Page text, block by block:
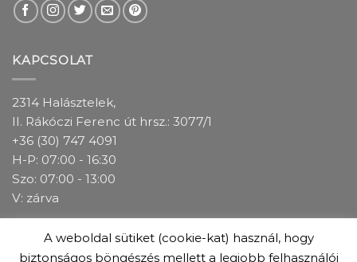
KAPCSOLAT
2314 Halásztelek,
II. Rákóczi Ferenc út hrsz.: 3077/1
+36 (30) 747 4091
H-P: 07:00 - 16:30
Szo: 07:00 - 13:00
V: zárva
ADATKEZELÉSI TÁJÉKOZTATÓ
ÁSZF
GARANCIÁLIS FELTÉTELEK
ÜZLETEINK
A weboldal sütiket (cookie-kat) használ, hogy
biztonságos böngészés mellett a legjobb felhasználói